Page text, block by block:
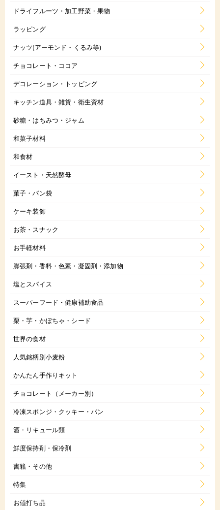
ドライフルーツ・加工野菜・果物
ラッピング
ナッツ(アーモンド・くるみ等)
チョコレート・ココア
デコレーション・トッピング
キッチン道具・雑貨・衛生資材
砂糖・はちみつ・ジャム
和菓子材料
和食材
イースト・天然酵母
菓子・パン袋
ケーキ装飾
お茶・スナック
お手軽材料
膨張剤・香料・色素・凝固剤・添加物
塩とスパイス
スーパーフード・健康補助食品
栗・芋・かぼちゃ・シード
世界の食材
人気銘柄別小麦粉
かんたん手作りキット
チョコレート（メーカー別）
冷凍スポンジ・クッキー・パン
酒・リキュール類
鮮度保持剤・保冷剤
書籍・その他
特集
お値打ち品